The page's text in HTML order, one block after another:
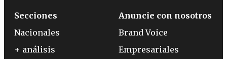
Secciones
Nacionales
+ análisis
Anuncie con nosotros
Brand Voice
Empresariales